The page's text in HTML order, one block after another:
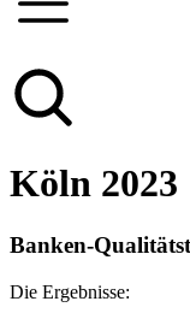
Köln 2023
Banken-
Die Ergebnisse: